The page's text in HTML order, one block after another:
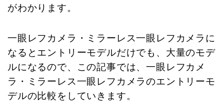
がわかります。
一眼レフカメラ・ミラーレス一眼レフカメラに
なるとエントリーモデルだけでも、大量のモデ
ルになるので、この記事では、一眼レフカメ
ラ・ミラーレス一眼レフカメラのエントリーモ
デルの比較をしていきます。